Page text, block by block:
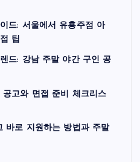
드: 서울에서 유흥주점 아
팁
드: 강남 주말 야간 구인 공
고와 면접 준비 체크리스
바로 지원하는 방법과 주말